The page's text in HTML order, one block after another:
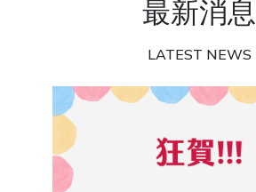
最新消息
LATEST NEWS